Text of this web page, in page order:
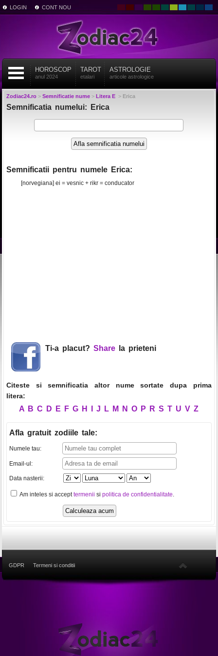
LOGIN CONT NOU
HOROSCOP
anul 2024
TAROT
etalari
ASTROLOGIE
articole astrologice
Zodiac24.ro> Semnificatie nume> Litera E> Erica
Semnificatia numelui: Erica
Semnificatii pentru numele Erica:
[norvegiana] ei = vesnic + rikr = conducator
Ti-a placut? Share la prieteni
Citeste si semnificatia altor nume sortate dupa prima
litera:
A B C D E F G H J L M N O P R S T U V Z
Afla gratuit zodiile tale:
Numele tau:
Email-ul:
Data nasterii:
Am inteles si accepttermenii si politica de confidentialitate.
GDPR Termeni si conditii